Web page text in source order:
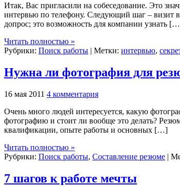
Итак, Вас пригласили на собеседование. Это
интервью по телефону. Следующий шаг – визит
допрос; это возможность для компании узнать
Читать полностью »
Рубрики: Поиск работы | Метки: интервью,
Нужна ли фотография для
16 мая 2011 4 комментария
Очень много людей интересуется, какую
фотографию и стоит ли вообще это делать?
квалификации, опыте работы и основных […]
Читать полностью »
Рубрики: Поиск работы, Составление резюме |
7 шагов к работе мечты